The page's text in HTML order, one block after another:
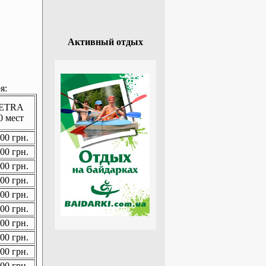
мест
грн.
грн.
грн.
грн.
грн.
грн.
грн.
грн.
грн.
Активный отдых